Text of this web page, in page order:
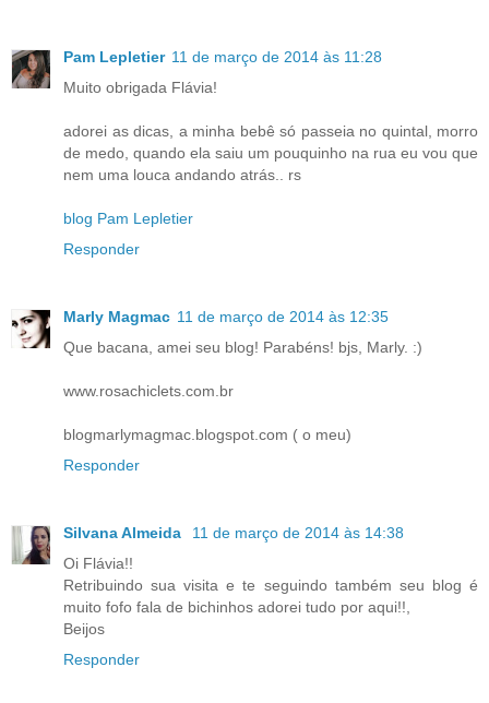
Pam Lepletier 11 de março de 2014 às 11:28
Muito obrigada Flávia!
adorei as dicas, a minha bebê só passeia no quintal, morro
de medo, quando ela saiu um pouquinho na rua eu vou que
nem uma louca andando atrás.. rs
blog Pam Lepletier
Responder
Marly Magmac 11 de março de 2014 às 12:35
Que bacana, amei seu blog! Parabéns! bjs, Marly. :)
www.rosachiclets.com.br
blogmarlymagmac.blogspot.com ( o meu)
Responder
Silvana Almeida
11 de março de 2014 às 14:38
Oi Flávia!!
Retribuindo sua visita e te seguindo também seu blog é
muito fofo fala de bichinhos adorei tudo por aqui!!,
Beijos
Responder